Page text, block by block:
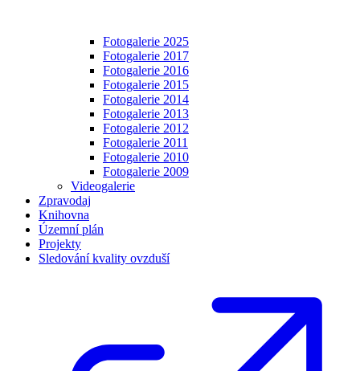
Fotogalerie 2025
Fotogalerie 2017
Fotogalerie 2016
Fotogalerie 2015
Fotogalerie 2014
Fotogalerie 2013
Fotogalerie 2012
Fotogalerie 2011
Fotogalerie 2010
Fotogalerie 2009
Videogalerie
Zpravodaj
Knihovna
Územní plán
Projekty
Sledování kvality ovzduší